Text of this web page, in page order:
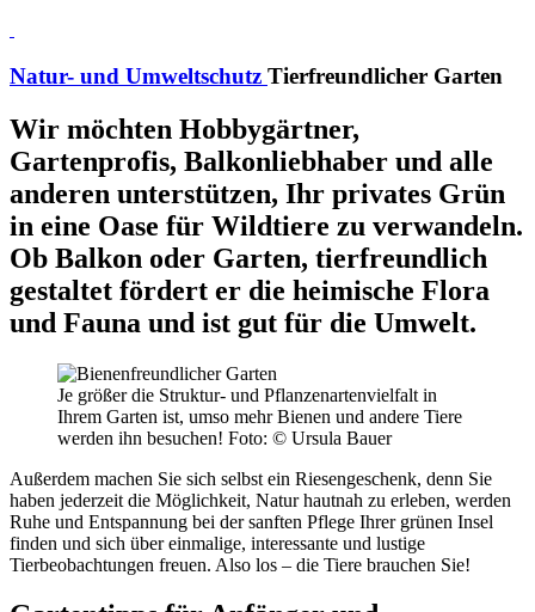
Natur- und Umweltschutz Tierfreundlicher Garten
Wir möchten Hobbygärtner,
Gartenprofis, Balkonliebhaber und alle
anderen unterstützen, Ihr privates Grün
in eine Oase für Wildtiere zu verwandeln.
Ob Balkon oder Garten, tierfreundlich
gestaltet fördert er die heimische Flora
und Fauna und ist gut für die Umwelt.
Je größer die Struktur- und Pflanzenartenvielfalt in
Ihrem Garten ist, umso mehr Bienen und andere Tiere
werden ihn besuchen! Foto: © Ursula Bauer
Außerdem machen Sie sich selbst ein Riesengeschenk, denn Sie
haben jederzeit die Möglichkeit, Natur hautnah zu erleben, werden
Ruhe und Entspannung bei der sanften Pflege Ihrer grünen Insel
finden und sich über einmalige, interessante und lustige
Tierbeobachtungen freuen. Also los – die Tiere brauchen Sie!